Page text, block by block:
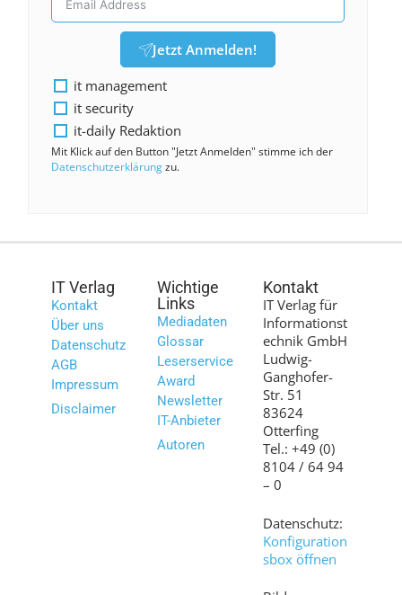
Jetzt Anmelden!
it management
it security
it-daily Redaktion
Mit Klick auf den Button "Jetzt Anmelden" stimme ich der
Datenschutzerklärungzu.
IT Verlag
Kontakt
Über uns
Datenschutz
AGB
Impressum
Disclaimer
Wichtige
Links
Mediadaten
Glossar
Leserservice
Award
Newsletter
IT-Anbieter
Autoren
Kontakt
IT Verlag für
Informationst
echnik GmbH
Ludwig-
Ganghofer-
Str. 51
83624
Otterfing
Tel.: +49 (0)
8104 / 64 94
– 0
Datenschutz:
Konfiguration
sbox öffnen